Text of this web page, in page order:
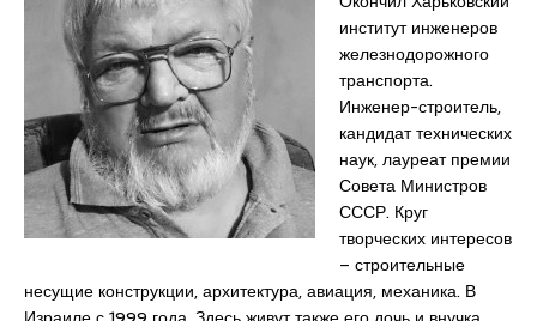
институт инженеров
железнодорожного
транспорта.
Инженер-строитель,
кандидат технических
наук, лауреат премии
Совета Министров
СССР. Круг
творческих интересов
– строительные
несущие конструкции, архитектура, авиация, механика. В